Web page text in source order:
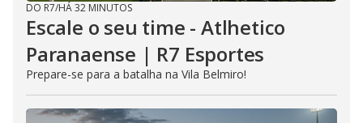
DO R7/HÁ 32 MINUTOS
Escale o seu time - Atlhetico
Paranaense | R7 Esportes
Prepare-se para a batalha na Vila Belmiro!